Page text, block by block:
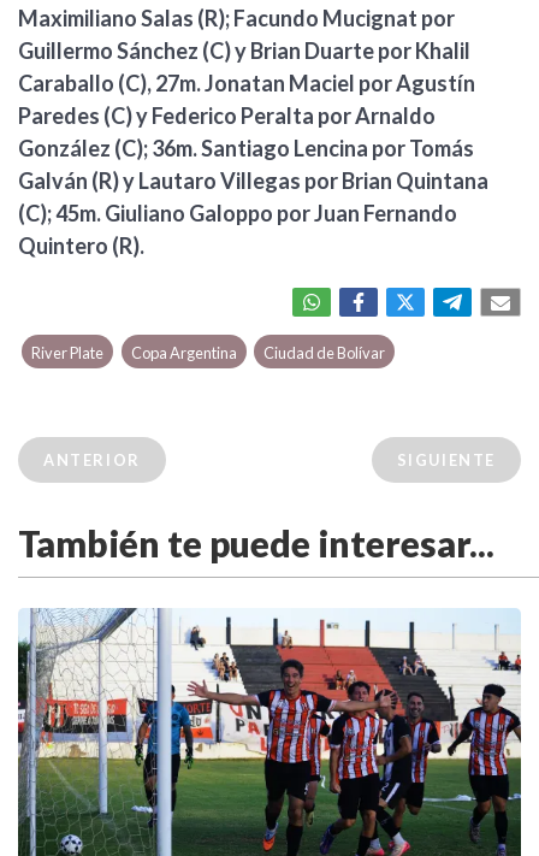
Maximiliano Salas (R); Facundo Mucignat por
Guillermo Sánchez (C) y Brian Duarte por Khalil
Caraballo (C), 27m. Jonatan Maciel por Agustín
Paredes (C) y Federico Peralta por Arnaldo
González (C); 36m. Santiago Lencina por Tomás
Galván (R) y Lautaro Villegas por Brian Quintana
(C); 45m. Giuliano Galoppo por Juan Fernando
Quintero (R).
River Plate Copa Argentina Ciudad de Bolívar
ANTERIOR SIGUIENTE
También te puede interesar...